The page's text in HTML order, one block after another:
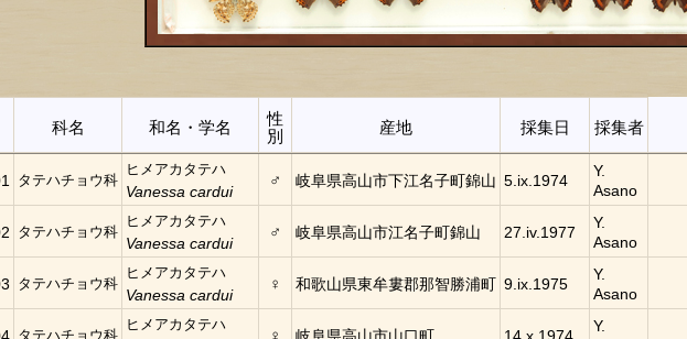
科名 和名・学名
性
別
産地 採集日 採集者
タテハチョウ科
ヒメアカタテハ
Vanessa cardui
♂ 岐阜県高山市下江名子町錦山 5.ix.1974
Y.
Asano
タテハチョウ科
ヒメアカタテハ
Vanessa cardui
♂ 岐阜県高山市江名子町錦山 27.iv.1977
Y.
Asano
タテハチョウ科
ヒメアカタテハ
Vanessa cardui
♀ 和歌山県東牟婁郡那智勝浦町 9.ix.1975
Y.
Asano
タテハチョウ科
ヒメアカタテハ
♀
Y.